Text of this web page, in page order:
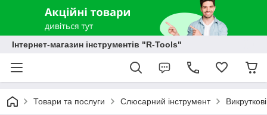
Інтернет-магазин інструментів "R-Tools"
Товари та послуги Слюсарний інструмент